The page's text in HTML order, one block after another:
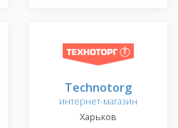
Technotorg
интернет-магазин
Харьков